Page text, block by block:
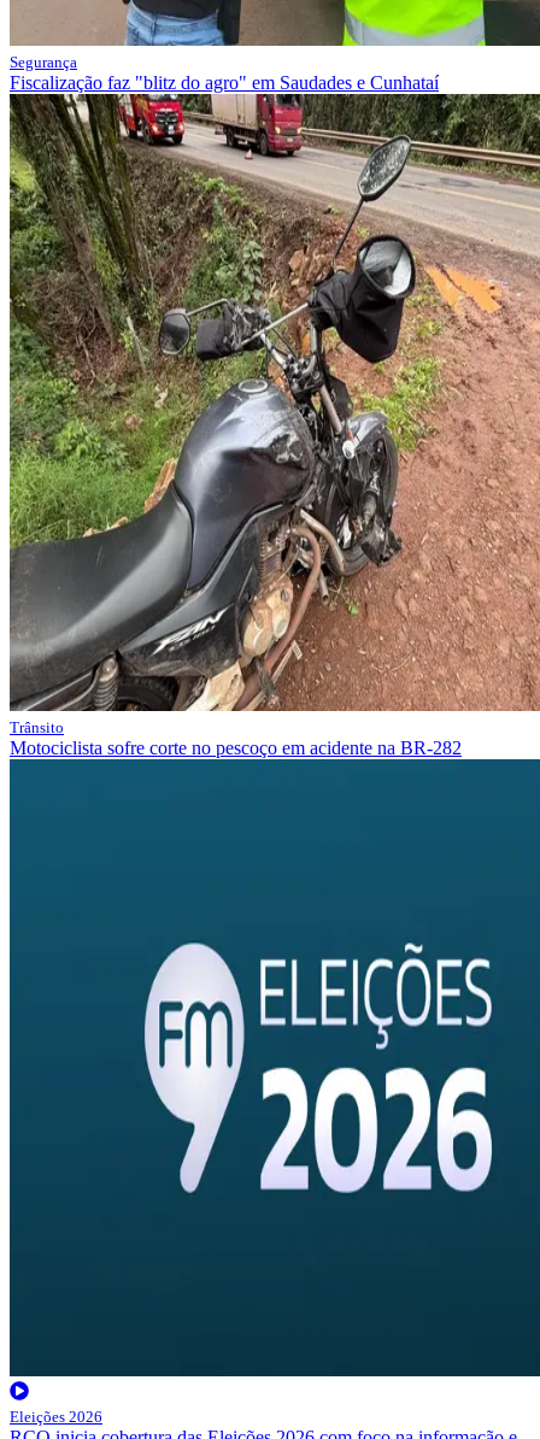
Segurança
Fiscalização faz "blitz do agro" em Saudades e Cunhataí
Trânsito
Motociclista sofre corte no pescoço em acidente na BR-282
Eleições 2026